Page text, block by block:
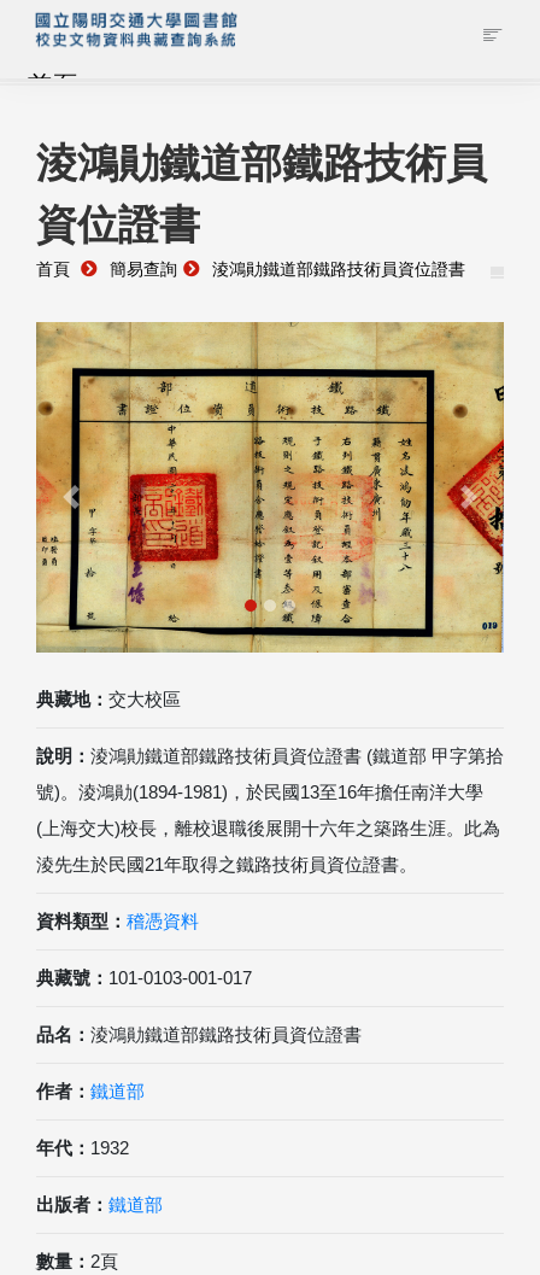
首頁
藏品查詢
校史館簡介
藏品清單全覽
資料調閱申請
管理者登入
淩鴻勛鐵道部鐵路技術員
資位證書
首頁 簡易查詢 淩鴻勛鐵道部鐵路技術員資位證書
典藏地： 交大校區
說明： 淩鴻勛鐵道部鐵路技術員資位證書 (鐵道部 甲字第拾
號)。淩鴻勛(1894-1981)，於民國13至16年擔任南洋大學
(上海交大)校長，離校退職後展開十六年之築路生涯。此為
淩先生於民國21年取得之鐵路技術員資位證書。
資料類型： 稽憑資料
典藏號： 101-0103-001-017
品名： 淩鴻勛鐵道部鐵路技術員資位證書
作者： 鐵道部
年代： 1932
出版者： 鐵道部
數量： 2頁
Previous Next